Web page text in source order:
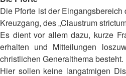
Die Pforte ist der
Kreuzgang, des „Claustrum
Es dient vor allem dazu, kurze
erhalten und Mitteilungen
christlichen Generalthema besteht.
Hier sollen keine langatmigen